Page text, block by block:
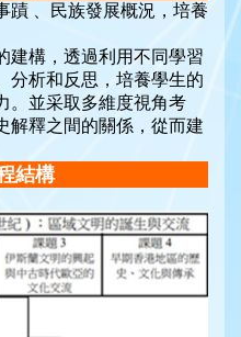
蹟 、民族發展概況，培養
建構，透過利用不同學習
分析和反思，培養學生的
。並采取多維度視角考
解釋之間的關係，從而建
結構